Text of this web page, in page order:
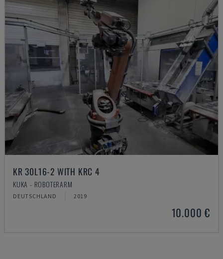
KR 30L16-2 WITH KRC 4
KUKA - ROBOTERARM
DEUTSCHLAND 2019
10.000 €